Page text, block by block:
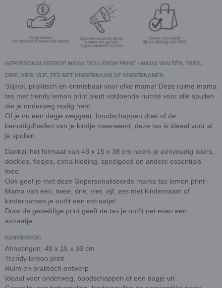
GEPERSONALISEERDE MAMA TAS LEMON PRINT - MAMA VAN ÉÉN, TWEE,
DRIE, VIER, VIJF, ZES MET KINDERNAAM OF KINDERNAMEN
Stijlvol, praktisch en onmisbaar voor elke mama! Deze ruime mama
tas met trendy lemon print biedt voldoende ruimte voor alle spullen
die je onderweg nodig hebt.
Of je nu een dagje weggaat, boodschappen doet of de
benodigdheden van je kindje meeneemt, deze tas is ideaal voor al
je spullen.
Dankzij het formaat van 48 x 15 x 38 cm neem je eenvoudig luiers,
doekjes, flesjes, extra kleding, speelgoed en andere essentials
mee.
Ook geef je met deze Gepersonaliseerde mama tas lemon print -
Mama van één, twee, drie, vier, vijf, zes met kindernaam of
kindernamen je outfit een extraatje!
Door de geweldige print geeft de tas je outfit net even een
extraatje.
KENMERKEN:
Afmetingen: 48 x 15 x 38 cm
Trendy lemon print
Ruim en praktisch ontwerp
Ideaal voor onderweg, boodschappen of een dagje uit